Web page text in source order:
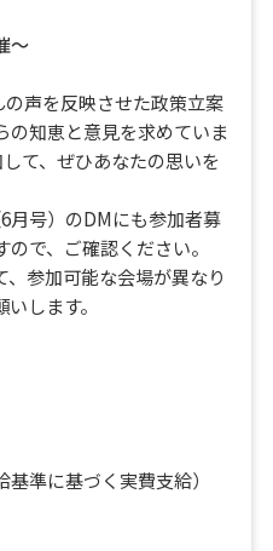
～
声を反映させた政策立案
の知恵と意見を求めていま
て、ぜひあなたの思いを
月号）のDMにも参加者募
で、ご確認ください。
参加可能な会場が異なり
します。
準に基づく実費支給）